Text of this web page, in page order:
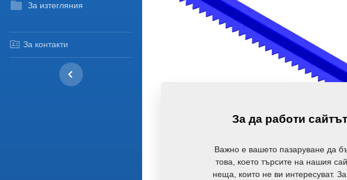
За изтегляния
За контакти
За да работи
Важно е вашето пазаруване да
това, което търсите на нашия
неща, които не ви интересуват.